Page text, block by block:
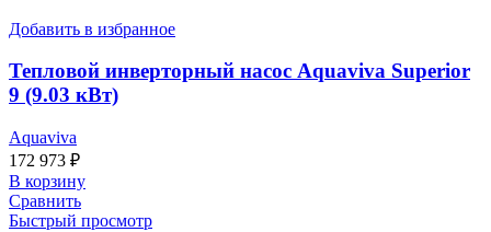
Добавить в избранное
Тепловой инверторный насос Aquaviva Superior
9 (9.03 кВт)
Aquaviva
172 973 ₽
В корзину
Сравнить
Быстрый просмотр